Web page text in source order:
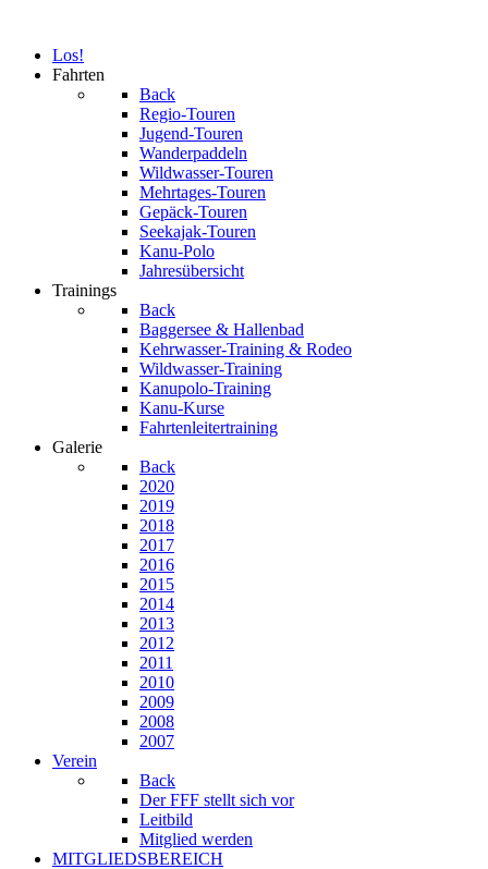
Los!
Fahrten
Back
Regio-Touren
Jugend-Touren
Wanderpaddeln
Wildwasser-Touren
Mehrtages-Touren
Gepäck-Touren
Seekajak-Touren
Kanu-Polo
Jahresübersicht
Trainings
Back
Baggersee & Hallenbad
Kehrwasser-Training & Rodeo
Wildwasser-Training
Kanupolo-Training
Kanu-Kurse
Fahrtenleitertraining
Galerie
Back
2020
2019
2018
2017
2016
2015
2014
2013
2012
2011
2010
2009
2008
2007
Verein
Back
Der FFF stellt sich vor
Leitbild
Mitglied werden
MITGLIEDSBEREICH